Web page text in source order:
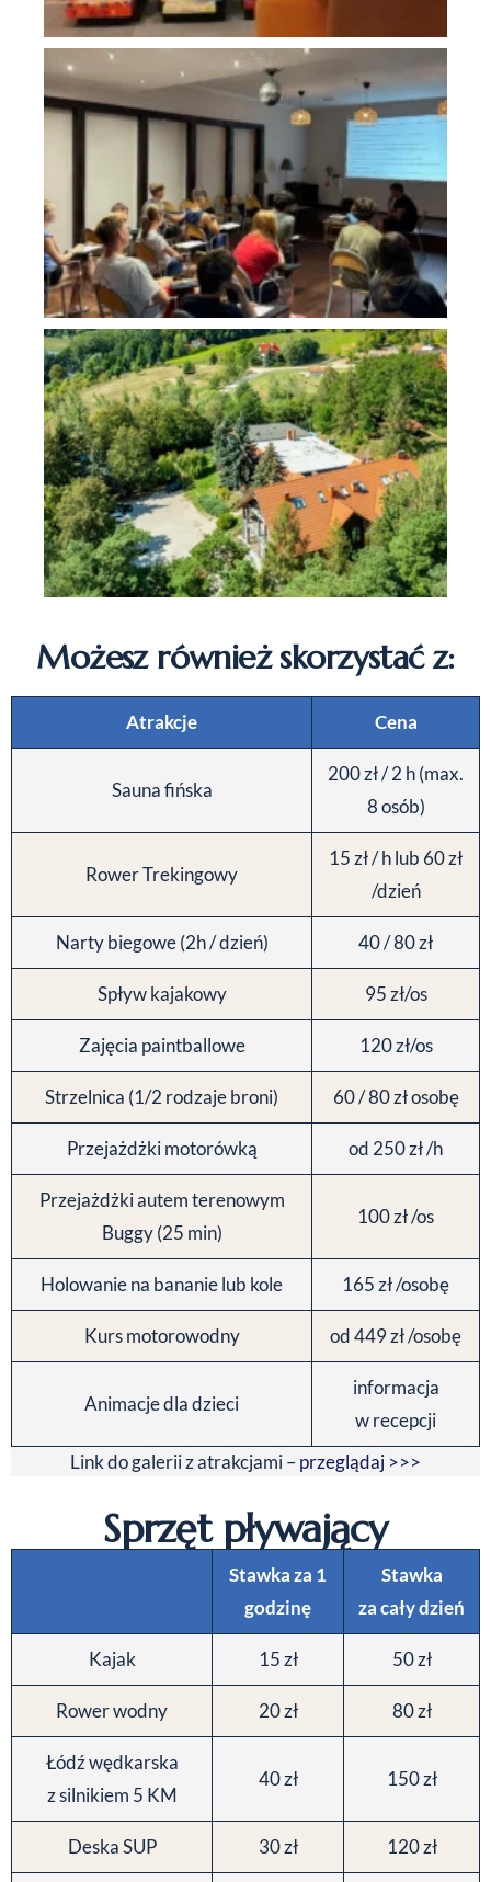
Możesz również skorzystać z:
Atrakcje Cena
Sauna fińska
200 zł / 2 h (max.
8 osób)
Rower Trekingowy
15 zł / h lub 60 zł
/dzień
Narty biegowe (2h / dzień) 40 / 80 zł
Spływ kajakowy 95 zł/os
Zajęcia paintballowe 120 zł/os
Strzelnica (1/2 rodzaje broni) 60 / 80 zł osobę
Przejażdżki motorówką od 250 zł /h
Przejażdżki autem terenowym
Buggy (25 min)
100 zł /os
Holowanie na bananie lub kole 165 zł /osobę
Kurs motorowodny od 449 zł /osobę
Animacje dla dzieci
informacja
w recepcji
Link do galerii z atrakcjami –przeglądaj >>>
Sprzęt pływający
Stawka za 1
godzinę
Stawka
za cały dzień
Kajak 15 zł 50 zł
Rower wodny 20 zł 80 zł
Łódź wędkarska
z silnikiem 5 KM
40 zł 150 zł
Deska SUP 30 zł 120 zł